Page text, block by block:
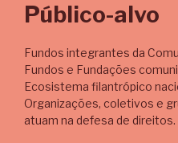
Público-alvo
Fundos integrantes da
Fundos e Fundações
Ecosistema filantrópico
Organizações, coletivos e
atuam na defesa de direitos.